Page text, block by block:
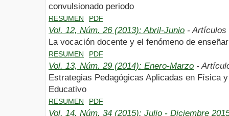
convulsionado periodo
RESUMEN PDF
Vol. 12, Núm. 26 (2013): Abril-Junio - Artículos
La vocación docente y el fenómeno de enseñar
RESUMEN PDF
Vol. 13, Núm. 29 (2014): Enero-Marzo -
Estrategias Pedagógicas Aplicadas en Física
Educativo
RESUMEN PDF
Vol. 14, Núm. 34 (2015): Julio - Diciembre